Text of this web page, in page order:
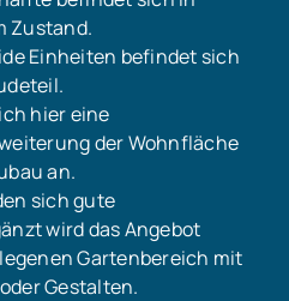
Zustand.
Einheiten befindet sich
hier eine
der Wohnfläche
an.
sich gute
wird das Angebot
Gartenbereich mit
Gestalten.